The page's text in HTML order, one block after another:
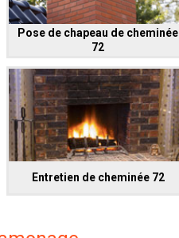
Pose de chapeau de cheminée
72
Entretien de cheminée 72